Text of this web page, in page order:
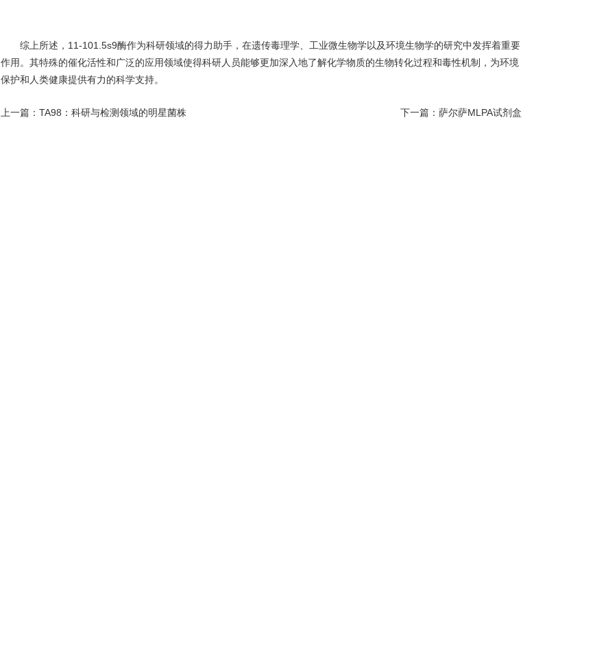
综上所述，11-101.5s9酶作为科研领域的得力助手，在遗传毒理学、工业微生物学以及环境生物学的研究中发挥着重要
作用。其特殊的催化活性和广泛的应用领域使得科研人员能够更加深入地了解化学物质的生物转化过程和毒性机制，为环境
保护和人类健康提供有力的科学支持。
下一篇： 萨尔萨MLPA试剂盒
上一篇： TA98：科研与检测领域的明星菌株